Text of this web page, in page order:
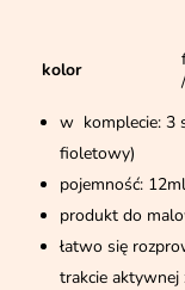
kolor
w komplecie: 3
fioletowy)
pojemność: 12ml
produkt do
łatwo się
trakcie aktywnej